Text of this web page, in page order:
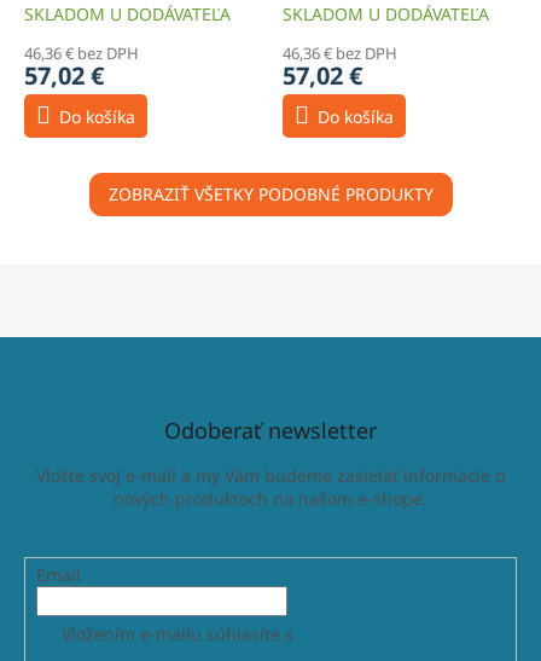
SKLADOM U DODÁVATEĽA
46,36 € bez DPH
57,02 €
Do košíka
SKLADOM U DODÁVATEĽA
46,36 € bez DPH
57,02 €
Do košíka
ZOBRAZIŤ VŠETKY PODOBNÉ PRODUKTY
Odoberať newsletter
Vložte svoj e-mail a my Vám budeme zasielať informácie o
nových produktoch na našom e-shope.
Email
Vložením e-mailu súhlasíte s